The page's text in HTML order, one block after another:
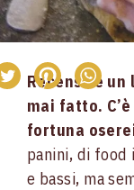
Recensire un
mai fatto.
fortuna
panini, di food
e bassi, ma